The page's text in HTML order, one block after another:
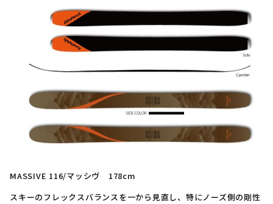
MASSIVE 116/マッシヴ 178cm
スキーのフレックスバランスを一から見直し、特にノーズ側の剛性